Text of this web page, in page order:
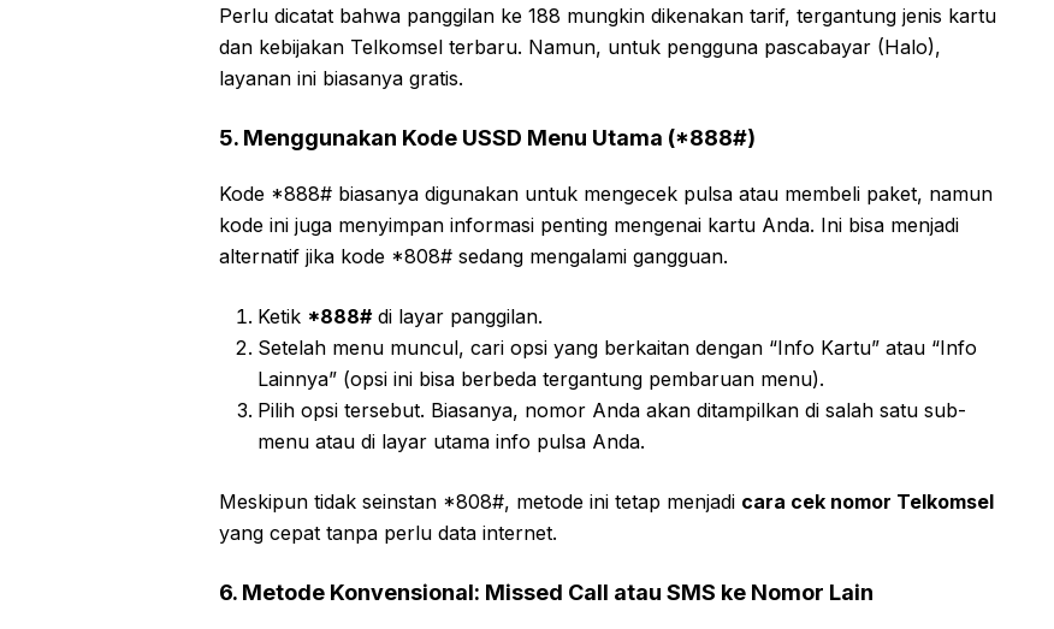
Perlu dicatat bahwa panggilan ke 188 mungkin dikenakan tarif, tergantung jenis kartu
dan kebijakan Telkomsel terbaru. Namun, untuk pengguna pascabayar (Halo),
layanan ini biasanya gratis.
5. Menggunakan Kode USSD Menu Utama (*888#)
Kode *888# biasanya digunakan untuk mengecek pulsa atau membeli paket, namun
kode ini juga menyimpan informasi penting mengenai kartu Anda. Ini bisa menjadi
alternatif jika kode *808# sedang mengalami gangguan.
Ketik *888#di layar panggilan.
Setelah menu muncul, cari opsi yang berkaitan dengan “Info Kartu” atau “Info
Lainnya” (opsi ini bisa berbeda tergantung pembaruan menu).
Pilih opsi tersebut. Biasanya, nomor Anda akan ditampilkan di salah satu sub-
menu atau di layar utama info pulsa Anda.
Meskipun tidak seinstan *808#, metode ini tetap menjadi cara cek nomor Telkomsel
yang cepat tanpa perlu data internet.
6. Metode Konvensional: Missed Call atau SMS ke Nomor Lain